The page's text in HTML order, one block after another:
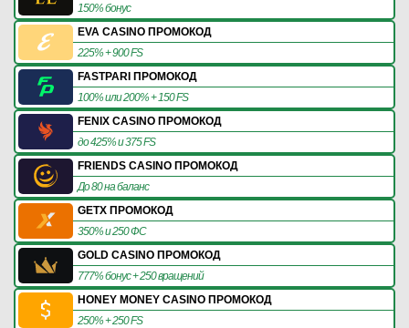
150% бонус
EVA CASINO ПРОМОКОД
225% + 900 FS
FASTPARI ПРОМОКОД
100% или 200% + 150 FS
FENIX CASINO ПРОМОКОД
до 425% и 375 FS
FRIENDS CASINO ПРОМОКОД
До 80 на баланс
GETX ПРОМОКОД
350% и 250 ФС
GOLD CASINO ПРОМОКОД
777% бонус + 250 вращений
HONEY MONEY CASINO ПРОМОКОД
250% + 250 FS